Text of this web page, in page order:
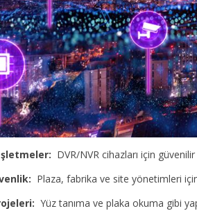
DVR/NVR cihazları için
Plaza, fabrika ve site yönetimleri
Yüz tanıma ve plaka okuma gibi